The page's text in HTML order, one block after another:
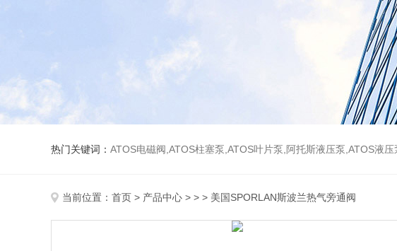
热门关键词： ATOS电磁阀,ATOS柱塞泵,ATOS叶片泵,阿托斯液压泵,ATOS液
当前位置： 首页 > 产品中心 > > > 美国SPORLAN斯波兰热气旁通阀